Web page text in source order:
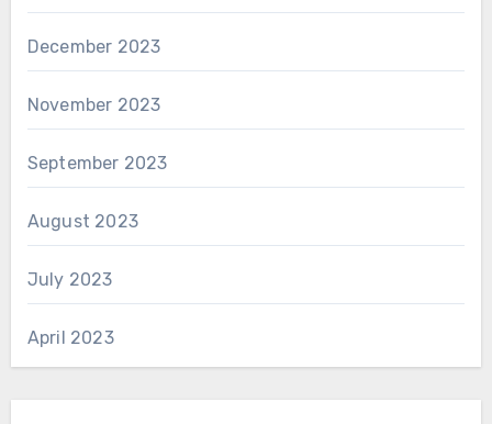
December 2023
November 2023
September 2023
August 2023
July 2023
April 2023